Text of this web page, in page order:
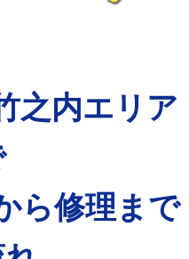
27,500円
38,500円
之内エリア
ら修理まで